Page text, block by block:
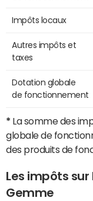
Impôts locaux
Autres impôts et
taxes
Dotation globale
de fonctionnement
* La somme des
globale de
des produits de
Les impôts
Gemme